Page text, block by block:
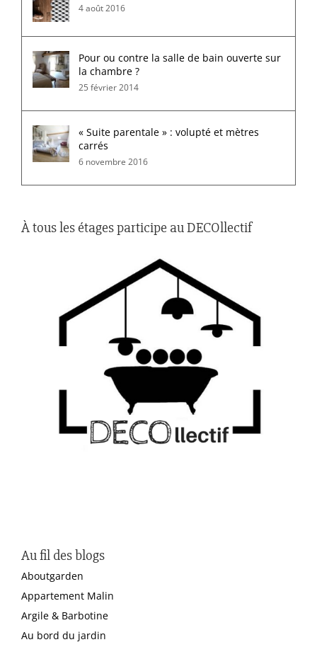
4 août 2016
Pour ou contre la salle de bain ouverte sur
la chambre ?
25 février 2014
« Suite parentale » : volupté et mètres
carrés
6 novembre 2016
À tous les étages participe au DECOllectif
Au fil des blogs
Aboutgarden
Appartement Malin
Argile & Barbotine
Au bord du jardin